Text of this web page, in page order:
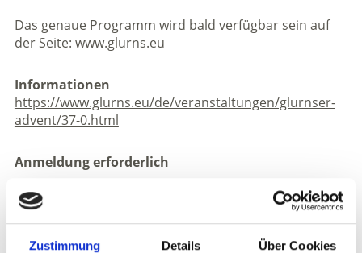
Zustimmung Details Über Cookies
Das genaue Programm wird bald verfügbar sein auf
der Seite: www.glurns.eu
Informationen
https://www.glurns.eu/de/veranstaltungen/glurnser-
advent/37-0.html
Anmeldung erforderlich
Veranstaltungsort
- Glurns